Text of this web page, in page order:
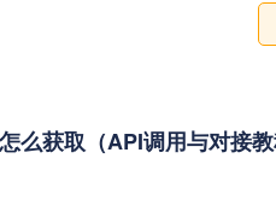
么获取（API调用与对接